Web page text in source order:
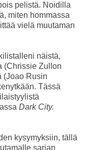
pelistä. Noidilla
miten hommassa
vielä muutaman
näistä,
(Chrissie Zullon
(Joao Rusin
Tässä
Dark City.
kysymyksiin, tällä
sarjan